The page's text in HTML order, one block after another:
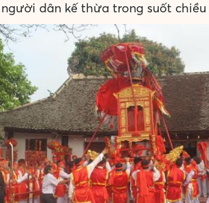
dân kế thừa trong suốt chiều